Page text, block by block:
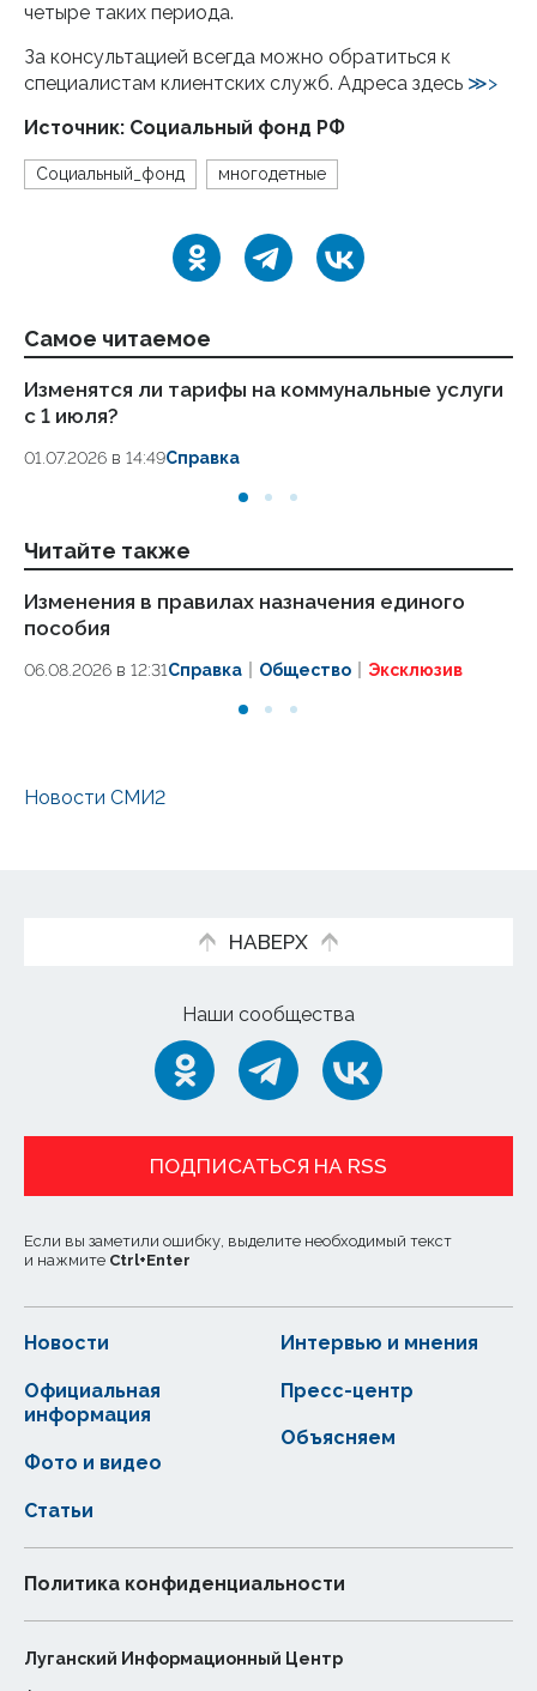
четыре таких периода.
За консультацией всегда можно обратиться к
специалистам клиентских служб. Адреса здесь ≫>
Источник: Социальный фонд РФ
Социальный_фонд многодетные
Самое читаемое
Изменятся ли тарифы на коммунальные услуги
с 1 июля?
01.07.2026 в 14:49Справка
Читайте также
Изменения в правилах назначения единого
пособия
06.08.2026 в 12:31Справка Общество Эксклюзив
Новости СМИ2
НАВЕРХ
Наши сообщества
ПОДПИСАТЬСЯ НА RSS
Если вы заметили ошибку, выделите необходимый текст
и нажмите Ctrl+Enter
Новости
Статьи
Официальная
информация
Интервью и мнения
Фото и видео
Пресс-центр
Объясняем
Политика конфиденциальности
Луганский Информационный Центр